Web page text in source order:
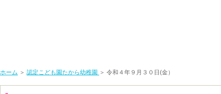
ホーム ＞ 認定こども園たから幼稚園 ＞ 令和４年９月３０日(金）